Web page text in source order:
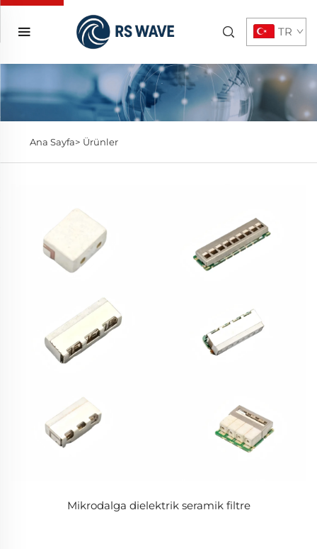
TR
Ana Sayfa> Ürünler
Mikrodalga dielektrik seramik filtre